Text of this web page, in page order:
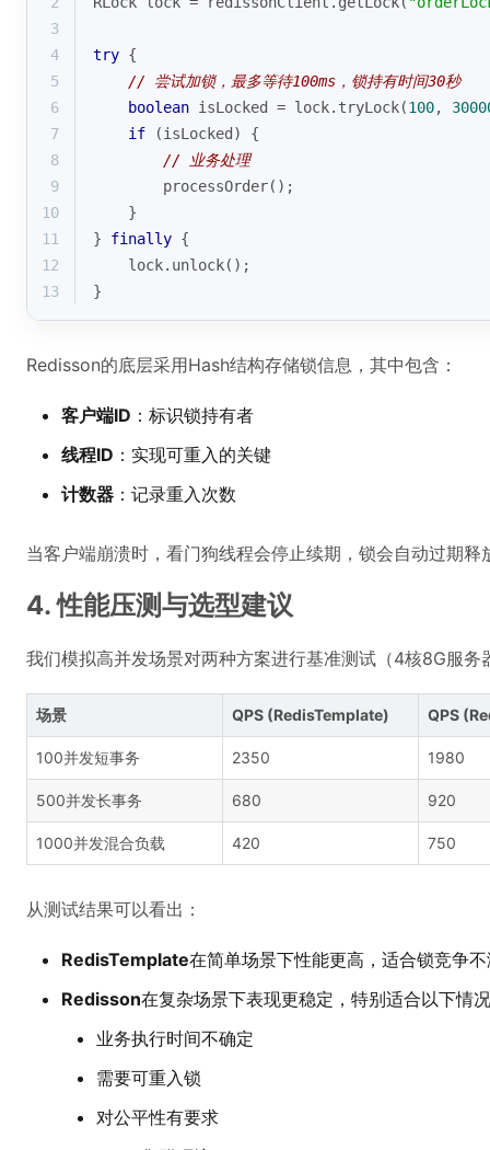
3
4
try {
5
// 尝试加锁，最多等待100ms，锁持有时间30秒
6
boolean isLocked = lock.tryLock(100,
7
if (isLocked) {
8
// 业务处理
9
        processOrder();
10
    }
11
} finally {
12
    lock.unlock();
13
}
Redisson的底层采用Hash结构存储锁信息，其中包含：
客户端ID ：标识锁持有者
线程ID ：实现可重入的关键
计数器 ：记录重入次数
当客户端崩溃时，看门狗线程会停止续期，锁会自动过期释
4. 性能压测与选型建议
我们模拟高并发场景对两种方案进行基准测试（4核8G服务
场景 QPS (RedisTemplate) QPS
100并发短事务 2350 1980
500并发长事务 680 920
1000并发混合负载 420 750
从测试结果可以看出：
RedisTemplate在简单场景下性能更高，适合锁竞争
Redisson在复杂场景下表现更稳定，特别适合以下情
业务执行时间不确定
需要可重入锁
对公平性有要求